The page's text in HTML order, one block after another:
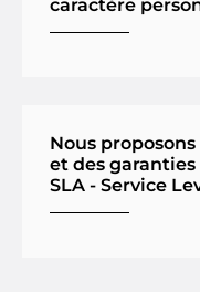
caractère
Nous
et des garanties
SLA - Service